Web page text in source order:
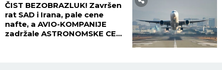
ČIST BEZOBRAZLUK! Završen
rat SAD i Irana, pale cene
nafte, a AVIO-KOMPANIJE
zadržale ASTRONOMSKE CENE